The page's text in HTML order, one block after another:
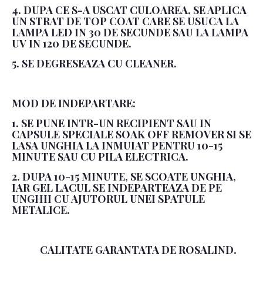
4. DUPA CE S-A USCAT CULOAREA, SE APLICA
UN STRAT DE TOP COAT CARE SE USUCA LA
LAMPA LED IN 30 DE SECUNDE SAU LA LAMPA
UV IN 120 DE SECUNDE.
5. SE DEGRESEAZA CU CLEANER.
MOD DE INDEPARTARE:
1. SE PUNE INTR-UN RECIPIENT SAU IN
CAPSULE SPECIALE SOAK OFF REMOVER SI SE
LASA UNGHIA LA INMUIAT PENTRU 10-15
MINUTE SAU CU PILA ELECTRICA.
2. DUPA 10-15 MINUTE, SE SCOATE UNGHIA,
IAR GEL LACUL SE INDEPARTEAZA DE PE
UNGHII CU AJUTORUL UNEI SPATULE
METALICE.
CALITATE GARANTATA DE ROSALIND.